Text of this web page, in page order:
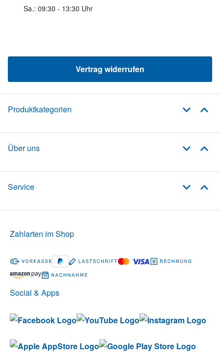
Sa.: 09:30 - 13:30 Uhr
Vertrag widerrufen
Produktkategorien
Über uns
Service
Social & Apps
Zahlarten im Shop